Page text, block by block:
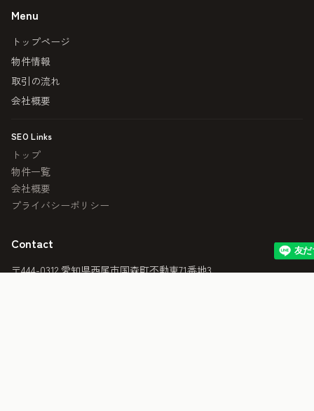
Menu
トップページ
物件情報
取引の流れ
会社概要
SEO Links
トップ
物件一覧
会社概要
プライバシーポリシー
Contact
〒444-0312 愛知県西尾市国森町不動東71番地3